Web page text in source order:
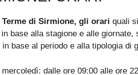
Terme di Sirmione, gli orari quali
base alla stagione e alle
base al periodo e alla tipologia di
dalle ore 09:00 alle ore